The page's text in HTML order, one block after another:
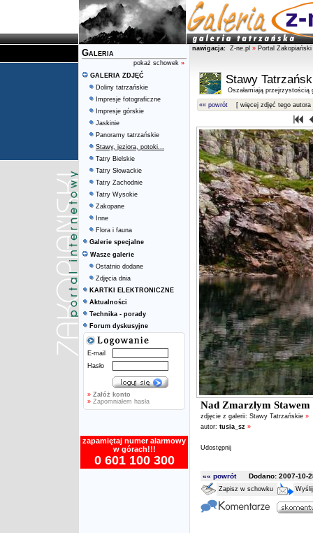
Galeria
pokaż schowek »
GALERIA ZDJĘĆ
Doliny tatrzańskie
Impresje fotograficzne
Impresje górskie
Jaskinie
Panoramy tatrzańskie
Stawy, jeziora, potoki...
Tatry Bielskie
Tatry Słowackie
Tatry Zachodnie
Tatry Wysokie
Zakopane
Inne
Flora i fauna
Galerie specjalne
Wasze galerie
Ostatnio dodane
Zdjęcia dnia
KARTKI ELEKTRONICZNE
Aktualności
Technika - porady
Forum dyskusyjne
E-mail
Hasło
» Załóż konto
» Zapomniałem hasła
zapamiętaj numer alarmowy
w górach!!!
0 601 100 300
nawigacja: Z-ne.pl » Portal Zakopiański
Stawy
Oszałamiają przejrzystością
«« powrót [ więcej zdjęć tego autora
Nad Zmarzłym Stawem
zdjęcie z galerii: Stawy Tatrzańskie »
autor: tusia_sz »
Udostępnij
«« powrótDodano: 2007-10-
Zapisz w schowku